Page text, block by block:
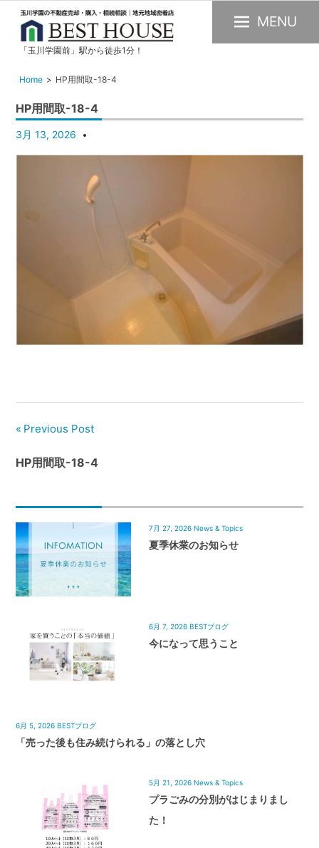
玉
川
園
の
不
理
域
密
BEST
「玉川学園前」駅から徒歩1分！
MENU
Home HP用間取-18-4
HP用間取-18-4
3月 13, 2026
Previous Post
HP用間取-18-4
7月 27, 2026 News & Topics
夏季休業のお知らせ
6月 7, 2026 BESTブログ
今になって思うこと
6月 5, 2026 BESTブログ
「売った後も住み続けられる」の落とし穴
5月 21, 2026 News & Topics
プラごみの分別がはじまりまし
た！